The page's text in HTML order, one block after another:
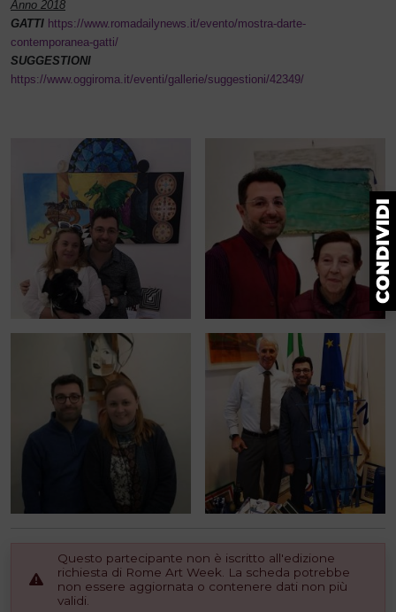
Anno 2018
GATTI https://www.romadailynews.it/evento/mostra-darte-
contemporanea-gatti/
SUGGESTIONI
https://www.oggiroma.it/eventi/gallerie/suggestioni/42349/
Questo partecipante non è iscritto all'edizione
richiesta di Rome Art Week. La scheda potrebbe
non essere aggiornata o contenere dati non più
validi.